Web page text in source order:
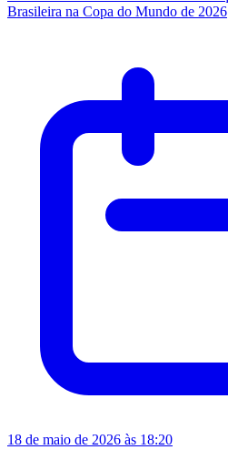
Brasileira na Copa do Mundo de 2026
18 de maio de 2026 às 18:20